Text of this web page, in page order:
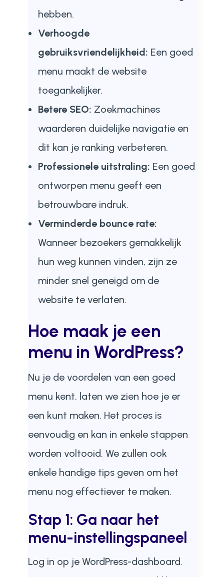
hebben.
Verhoogde
gebruiksvriendelijkheid: Een goed
menu maakt de website
toegankelijker.
Betere SEO: Zoekmachines
waarderen duidelijke navigatie en
dit kan je ranking verbeteren.
Professionele uitstraling: Een goed
ontworpen menu geeft een
betrouwbare indruk.
Verminderde bounce rate:
Wanneer bezoekers gemakkelijk
hun weg kunnen vinden, zijn ze
minder snel geneigd om de
website te verlaten.
Hoe maak je een
menu in WordPress?
Nu je de voordelen van een goed
menu kent, laten we zien hoe je er
een kunt maken. Het proces is
eenvoudig en kan in enkele stappen
worden voltooid. We zullen ook
enkele handige tips geven om het
menu nog effectiever te maken.
Stap 1: Ga naar het
menu-instellingspaneel
Log in op je WordPress-dashboard.